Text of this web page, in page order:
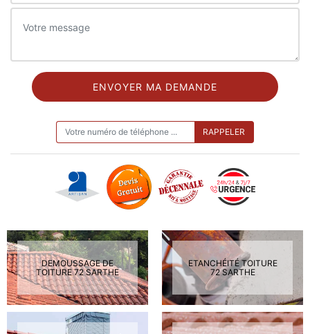
DEMOUSSAGE DE
TOITURE 72 SARTHE
ETANCHÉITÉ TOITURE
72 SARTHE